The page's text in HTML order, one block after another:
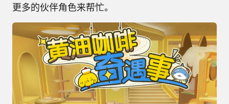
更多的伙伴角色来帮忙。